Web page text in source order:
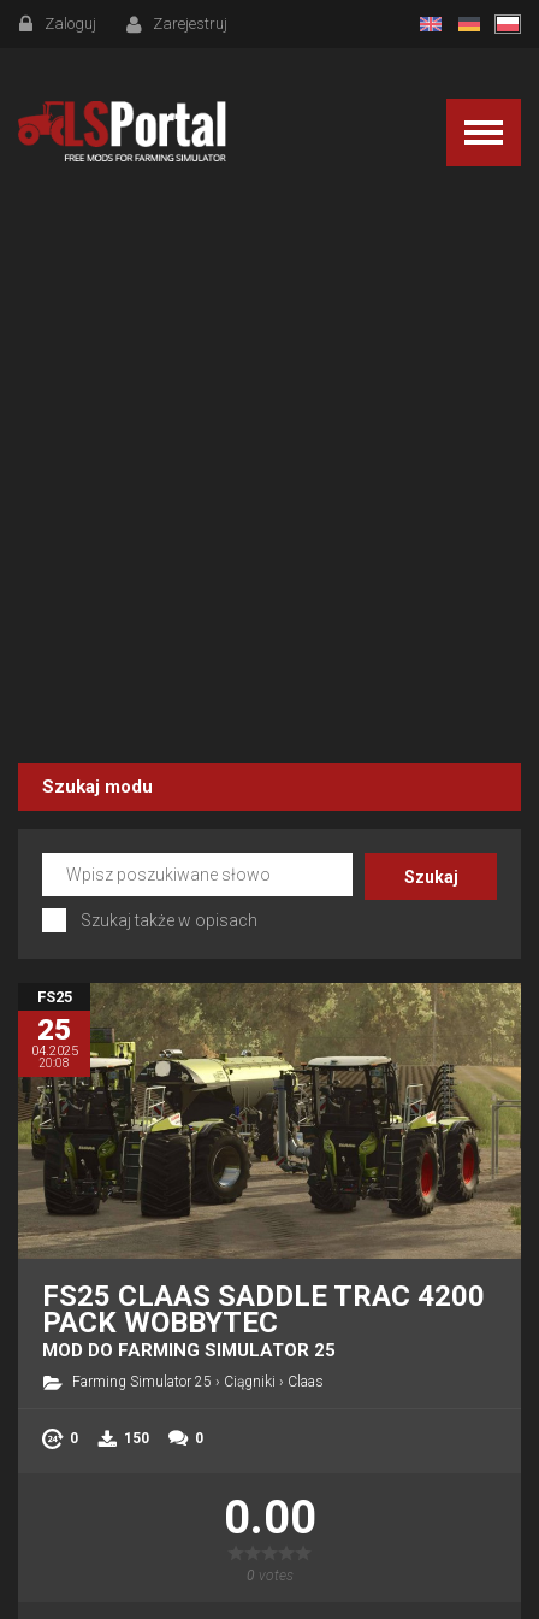
Zaloguj Zarejestruj
Szukaj modu
Szukaj także w opisach
FS25
25
04.2025
20:08
FS25 CLAAS SADDLE TRAC 4200
PACK WOBBYTEC
MOD DO FARMING SIMULATOR 25
Farming Simulator 25 › Ciągniki › Claas
0 150 0
0.00
0 votes